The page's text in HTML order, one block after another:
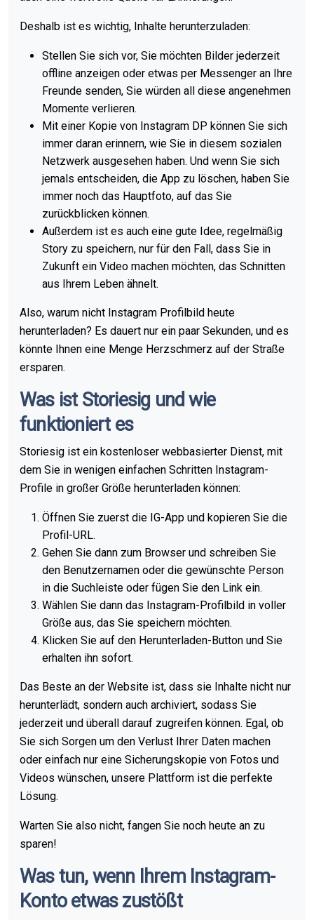
Deshalb ist es wichtig, Inhalte herunterzuladen:
Stellen Sie sich vor, Sie möchten Bilder jederzeit
offline anzeigen oder etwas per Messenger an Ihre
Freunde senden, Sie würden all diese angenehmen
Momente verlieren.
Mit einer Kopie von Instagram DP können Sie sich
immer daran erinnern, wie Sie in diesem sozialen
Netzwerk ausgesehen haben. Und wenn Sie sich
jemals entscheiden, die App zu löschen, haben Sie
immer noch das Hauptfoto, auf das Sie
zurückblicken können.
Außerdem ist es auch eine gute Idee, regelmäßig
Story zu speichern, nur für den Fall, dass Sie in
Zukunft ein Video machen möchten, das Schnitten
aus Ihrem Leben ähnelt.
Also, warum nicht Instagram Profilbild heute
herunterladen? Es dauert nur ein paar Sekunden, und es
könnte Ihnen eine Menge Herzschmerz auf der Straße
ersparen.
Was ist Storiesig und wie
funktioniert es
Storiesig ist ein kostenloser webbasierter Dienst, mit
dem Sie in wenigen einfachen Schritten Instagram-
Profile in großer Größe herunterladen können:
Öffnen Sie zuerst die IG-App und kopieren Sie die
Profil-URL.
Gehen Sie dann zum Browser und schreiben Sie
den Benutzernamen oder die gewünschte Person
in die Suchleiste oder fügen Sie den Link ein.
Wählen Sie dann das Instagram-Profilbild in voller
Größe aus, das Sie speichern möchten.
Klicken Sie auf den Herunterladen-Button und Sie
erhalten ihn sofort.
Das Beste an der Website ist, dass sie Inhalte nicht nur
herunterlädt, sondern auch archiviert, sodass Sie
jederzeit und überall darauf zugreifen können. Egal, ob
Sie sich Sorgen um den Verlust Ihrer Daten machen
oder einfach nur eine Sicherungskopie von Fotos und
Videos wünschen, unsere Plattform ist die perfekte
Lösung.
Warten Sie also nicht, fangen Sie noch heute an zu
sparen!
Was tun, wenn Ihrem Instagram-
Konto etwas zustößt